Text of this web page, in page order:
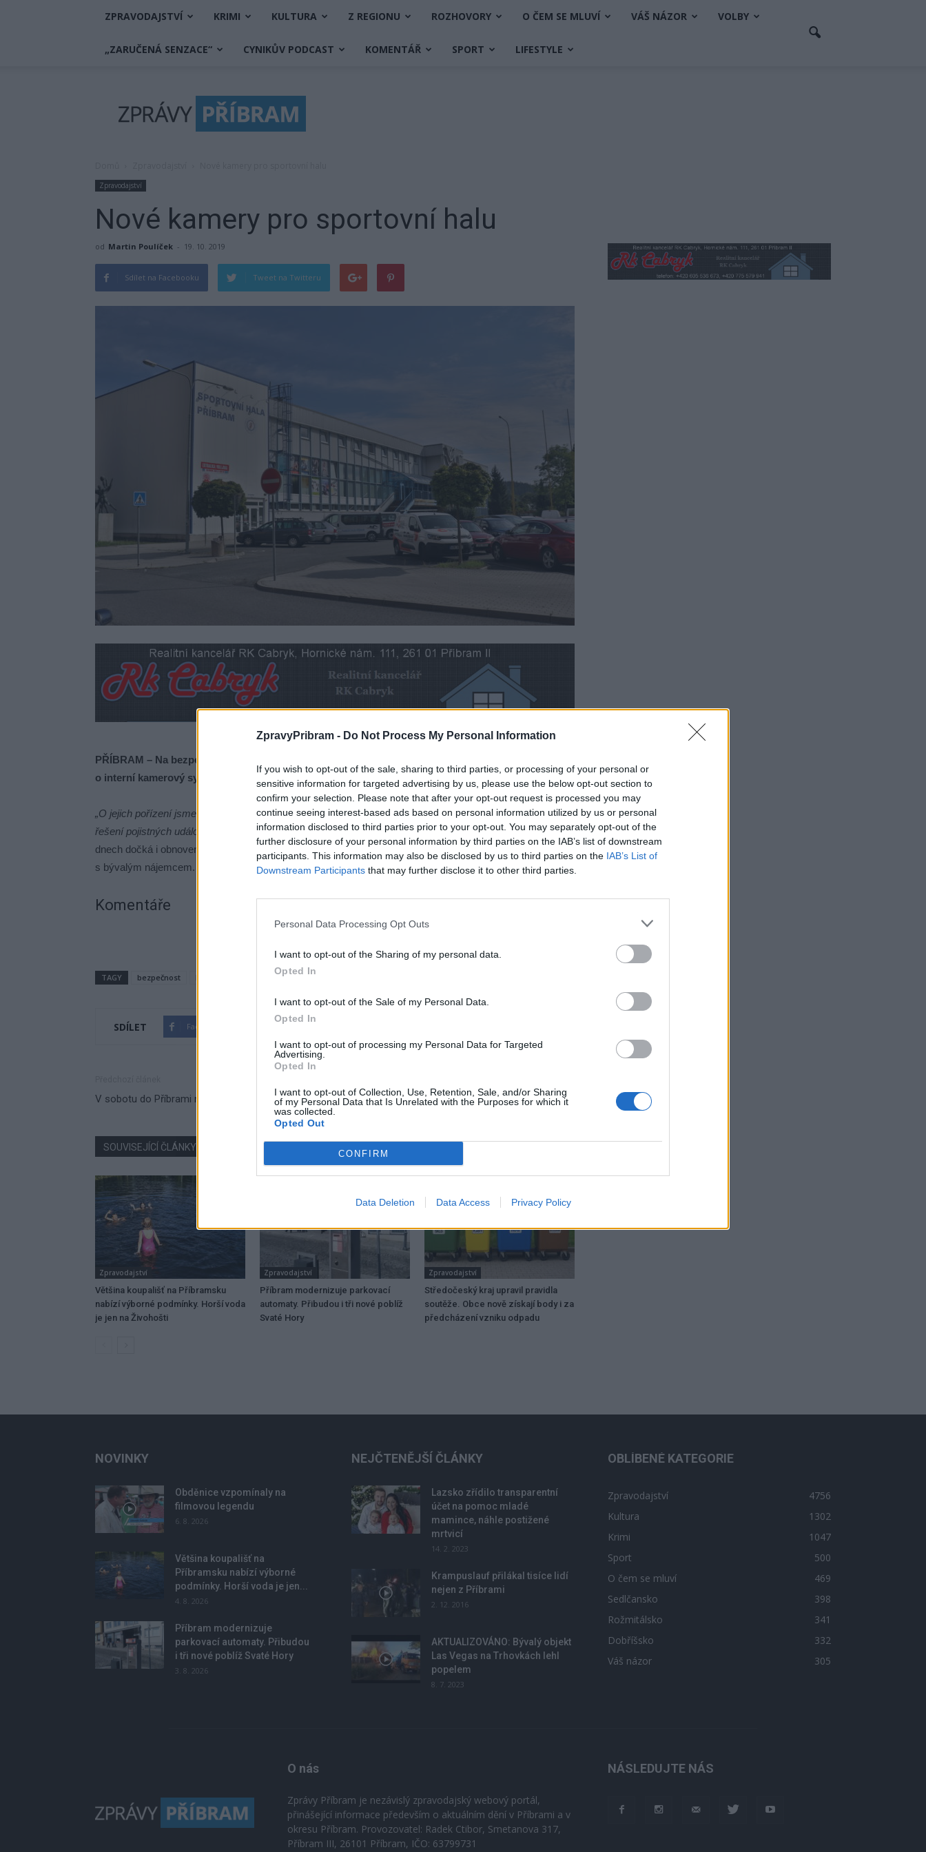
ZpravyPribram - Do Not Process My Personal Information
If you wish to opt-out of the sale, sharing to third parties, or processing of your personal or
sensitive information for targeted advertising by us, please use the below opt-out section to
confirm your selection. Please note that after your opt-out request is processed you may
continue seeing interest-based ads based on personal information utilized by us or personal
information disclosed to third parties prior to your opt-out. You may separately opt-out of the
further disclosure of your personal information by third parties on the IAB’s list of downstream
participants. This information may also be disclosed by us to third parties on the IAB’s List of
Downstream Participants that may further disclose it to other third parties.
Personal Data Processing Opt Outs
I want to opt-out of the Sharing of my personal data.
Opted In
I want to opt-out of the Sale of my Personal Data.
Opted In
I want to opt-out of processing my Personal Data for Targeted
Advertising.
Opted In
I want to opt-out of Collection, Use, Retention, Sale, and/or Sharing
of my Personal Data that Is Unrelated with the Purposes for which it
was collected.
Opted Out
CONFIRM
Data Deletion Data Access Privacy Policy
ZPRAVODAJSTVÍ KRIMI KULTURA Z REGIONU ROZHOVORY O ČEM SE MLUVÍ VÁŠ NÁZOR VOLBY
„ZARUČENÁ SENZACE“ CYNIKŮV PODCAST KOMENTÁŘ SPORT LIFESTYLE
Příbram
Zpravodajství
Nové kamery pro sportovní halu
od Martin Poulíček - 19. 10. 2019
Sdílet na Facebooku Tweet na Twitteru
PŘÍBRAM – Na bezpečnost a pořádek v prostorách sportovní haly budou dohlížet kamery. Jedná se
o interní kamerový systém Sportovních zařízení města Příbram (SZM).
„O jejich pořízení jsme rozhodli z důvodu zabránění vandalismu, zvýšení bezpečnosti, nebo pro případ
řešení pojistných událostí a podobně,“řekl starosta Jan Konvalinka. Současně se sportovní hala v těchto
dnech dočká i obnovení provozu občerstvení na ochozu, kdy se vedení SZM podařilo vyřešit spory
s bývalým nájemcem.
Komentáře
TAGY bezpečnost občerstvení Příbram
SDÍLET Facebook Twitter
V sobotu do Příbrami na TeamGym Na Vojně se poběží pro republiku
SOUVISEJÍCÍ ČLÁNKY
Zpravodajství
Většina koupališť na Příbramsku
nabízí výborné podmínky. Horší voda
je jen na Živohošti
Zpravodajství
Příbram modernizuje parkovací
automaty. Přibudou i tři nové poblíž
Svaté Hory
Zpravodajství
Středočeský kraj upravil pravidla
soutěže. Obce nově získají body i za
předcházení vzniku odpadu
NOVINKY
Obděnice vzpomínaly na
filmovou legendu
6. 8. 2026
Většina koupališť na
Příbramsku nabízí výborné
podmínky. Horší voda je jen...
4. 8. 2026
Příbram modernizuje
parkovací automaty. Přibudou
i tři nové poblíž Svaté Hory
3. 8. 2026
NEJČTENĚJŠÍ ČLÁNKY
Lazsko zřídilo transparentní
účet na pomoc mladé
mamince, náhle postižené
mrtvicí
14. 2. 2023
Krampuslauf přilákal tisíce lidí
nejen z Příbrami
2. 12. 2016
AKTUALIZOVÁNO: Bývalý objekt
Las Vegas na Trhovkách lehl
popelem
8. 7. 2023
OBLÍBENÉ KATEGORIE
Zpravodajství
4756
Kultura
1302
Krimi
1047
Sport
500
O čem se mluví
469
Sedlčansko
398
Rožmitálsko
341
Dobříšsko
332
Váš názor
305
O nás
Zprávy Příbram je nezávislý zpravodajský webový portál,
přinášející informace především o aktuálním dění v Příbrami a v
okresu Příbram. Provozovatel: Radek Ctibor, Smetanova 317,
Příbram III, 26101 Příbram, IČO: 63799731
NÁSLEDUJTE NÁS